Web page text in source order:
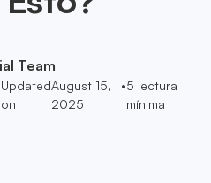
Team
Updated
on
August 15,
2025
•5 lectura
mínima